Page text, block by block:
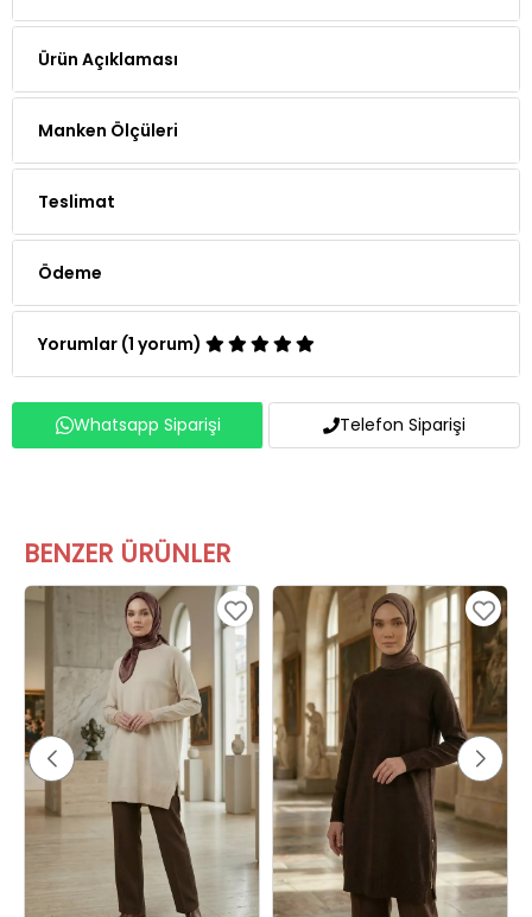
Ürün Açıklaması
Manken Ölçüleri
Teslimat
Ödeme
Yorumlar (1 yorum)
Whatsapp Siparişi Telefon Siparişi
BENZER ÜRÜNLER